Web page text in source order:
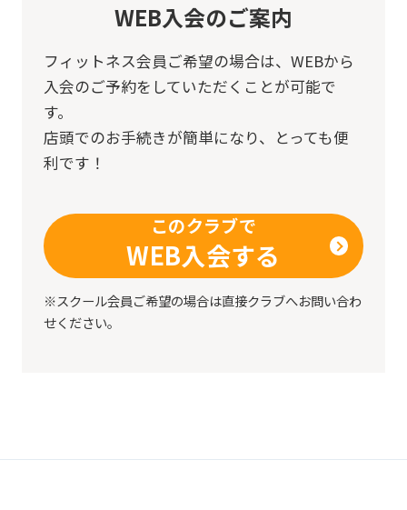
WEB入会のご案内
フィットネス会員ご希望の場合は、 WEBから
入会のご予約をしていただくことが可能で
す。
店頭でのお手続きが簡単になり、とっても便
利です！
このクラブで
WEB入会する
※スクール会員ご希望の場合は直接クラブへお問い合わ
せください。